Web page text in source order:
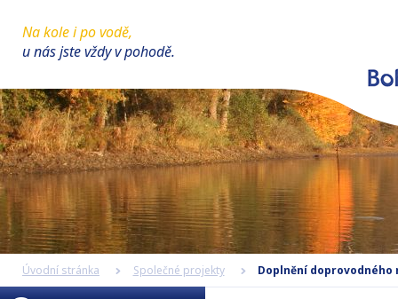
Na kole i po vodě,
u nás jste vždy v pohodě.
Úvodní stránka Společné projekty Doplnění doprovodného